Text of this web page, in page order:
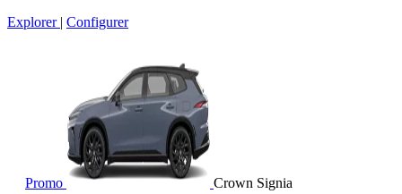
Explorer | Configurer
Promo
Crown Signia